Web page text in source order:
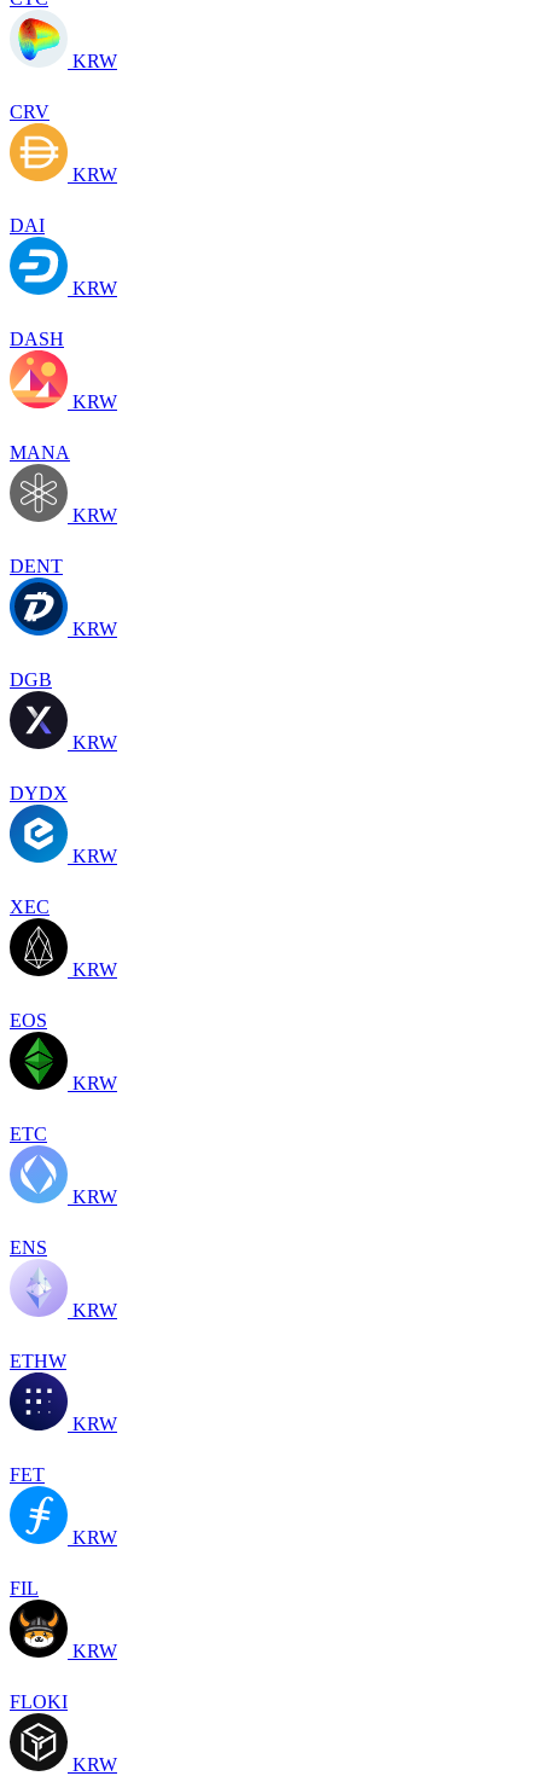
KRW
CRV
KRW
DAI
KRW
DASH
KRW
MANA
KRW
DENT
KRW
DGB
KRW
DYDX
KRW
XEC
KRW
EOS
KRW
ETC
KRW
ENS
KRW
ETHW
KRW
FET
KRW
FIL
KRW
FLOKI
KRW